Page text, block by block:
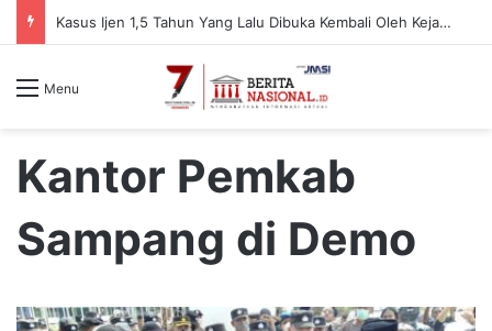
Kasus Ijen 1,5 Tahun Yang Lalu Dibuka Kembali Oleh Kejari, Ada Apa
Menu
Kantor Pemkab
Sampang di Demo